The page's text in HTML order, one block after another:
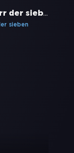
Sinbad - Der Herr der sieben Meere